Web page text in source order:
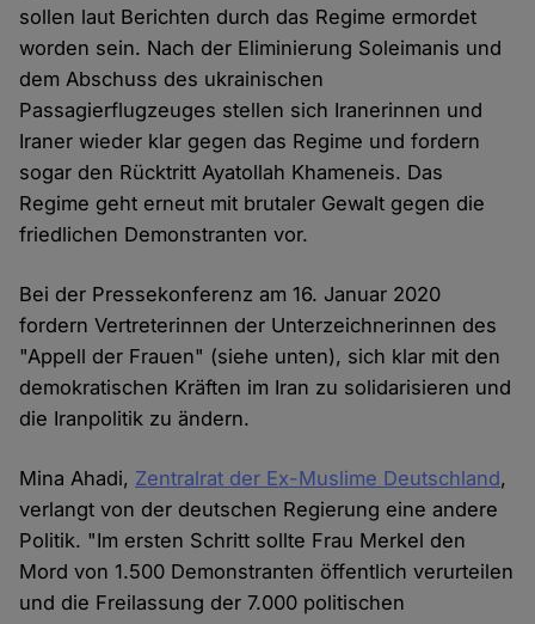
sollen laut Berichten durch das Regime ermordet
worden sein. Nach der Eliminierung Soleimanis und
dem Abschuss des ukrainischen
Passagierflugzeuges stellen sich Iranerinnen und
Iraner wieder klar gegen das Regime und fordern
sogar den Rücktritt Ayatollah Khameneis. Das
Regime geht erneut mit brutaler Gewalt gegen die
friedlichen Demonstranten vor.
Bei der Pressekonferenz am 16. Januar 2020
fordern Vertreterinnen der Unterzeichnerinnen des
"Appell der Frauen" (siehe unten), sich klar mit den
demokratischen Kräften im Iran zu solidarisieren und
die Iranpolitik zu ändern.
Mina Ahadi, Zentralrat der Ex-Muslime Deutschland,
verlangt von der deutschen Regierung eine andere
Politik. "Im ersten Schritt sollte Frau Merkel den
Mord von 1.500 Demonstranten öffentlich verurteilen
und die Freilassung der 7.000 politischen